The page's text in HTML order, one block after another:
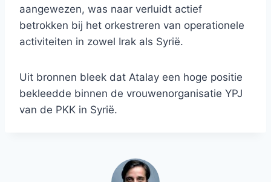
aangewezen, was naar verluidt actief
betrokken bij het orkestreren van operationele
activiteiten in zowel Irak als Syrië.
Uit bronnen bleek dat Atalay een hoge positie
bekleedde binnen de vrouwenorganisatie YPJ
van de PKK in Syrië.